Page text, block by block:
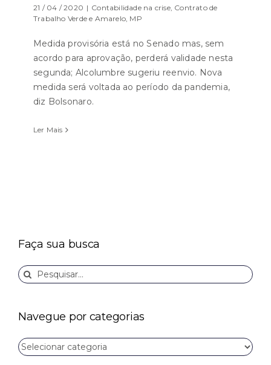
21 / 04 / 2020 | Contabilidade na crise, Contrato de
Trabalho Verde e Amarelo, MP
Medida provisória está no Senado mas, sem
acordo para aprovação, perderá validade nesta
segunda; Alcolumbre sugeriu reenvio. Nova
medida será voltada ao período da pandemia,
diz Bolsonaro.
Ler Mais
Faça sua busca
Buscar
resultados
Navegue por categorias
Navegue
por